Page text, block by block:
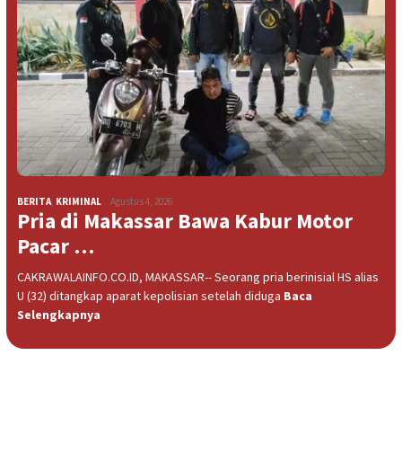
BERITA, KRIMINAL Agustus 4, 2026
Pria di Makassar Bawa Kabur Motor
Pacar …
CAKRAWALAINFO.CO.ID, MAKASSAR-- Seorang pria berinisial HS alias
U (32) ditangkap aparat kepolisian setelah diduga Baca
Selengkapnya